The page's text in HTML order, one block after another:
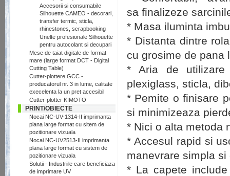
Accesorii si consumabile
Silhouette CAMEO - decorari,
transfer termic, sticla,
rhinestones, scrapbooking
Unelte profesionale Silhouette
pentru autocolant si decupari
Mese de taiat digitale de format
mare (large format DCT - Digital
Cutting Table)
Cutter-plottere GCC -
producatorul nr. 3 in lume, calitate
execelenta la un pret accesibil
Cutter-plotter KIMOTO
PRINT/OBIECTE
Nocai NC-UV-1314-II imprimanta
plana large format cu sitem de
pozitionare vizuala
Nocai NC-UV2513-II imprimanta
plana large format cu sistem de
pozitionare vizuala
Solutii - Industriile care beneficiaza
de imprimare UV
sa finalizeze
* Masa iluminta
* Distanta dintre
cu grosime de pana
* Aria de utilizare
plexiglass, sticla,
* Pemite o finisare
si minimizeaza
* Nici o alta metoda
* Accesul rapid si
manevrare simpla si
* La capete